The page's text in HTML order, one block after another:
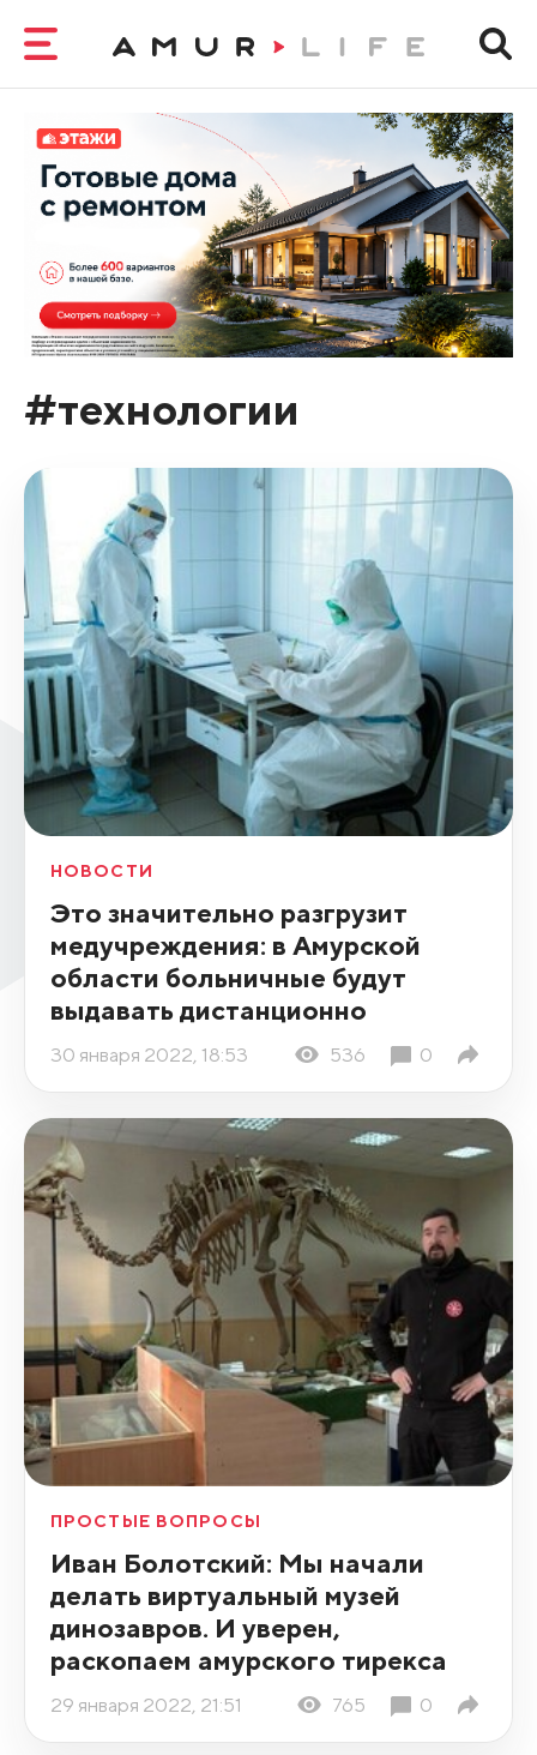
#технологии
НОВОСТИ
Это значительно разгрузит
медучреждения: в Амурской
области больничные будут
выдавать дистанционно
30 января 2022, 18:53 536 0
ПРОСТЫЕ ВОПРОСЫ
Иван Болотский: Мы начали
делать виртуальный музей
динозавров. И уверен,
раскопаем амурского тирекса
29 января 2022, 21:51 765 0